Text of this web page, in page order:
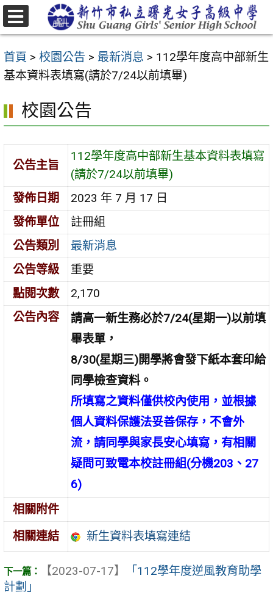
跳
至
要
內
區
首頁 > 校園公告 > 最新消息 > 112學年度高中部新生
基本資料表填寫(請於7/24以前填畢)
校園公告
公告主旨
112學年度高中部新生基本資料表填寫
(請於7/24以前填畢)
發佈日期
2023 年 7 月 17 日
發佈單位
註冊組
公告類別
最新消息
公告等級
重要
點閱次數
2,170
公告內容
請高一新生務必於7/24(星期一)以前填
畢表單，
8/30(星期三)開學將會發下紙本套印給
同學檢查資料。
所填寫之資料僅供校內使用，並根據
個人資料保護法妥善保存，不會外
流，請同學與家長安心填寫，有相關
疑問可致電本校註冊組(分機203、27
6)
相關附件
相關連結
新生資料表填寫連結
【2023-07-17】
「112學年度逆風教育助學
計劃」
選
單